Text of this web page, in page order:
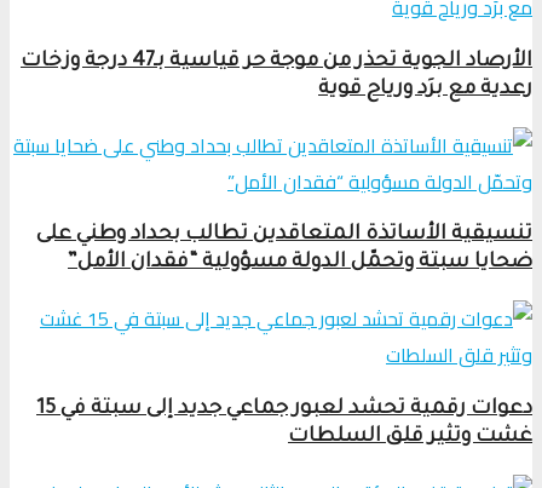
الأرصاد الجوية تحذر من موجة حر قياسية بـ47 درجة وزخات
رعدية مع برَد ورياح قوية
تنسيقية الأساتذة المتعاقدين تطالب بحداد وطني على
ضحايا سبتة وتحمّل الدولة مسؤولية “فقدان الأمل”
دعوات رقمية تحشد لعبور جماعي جديد إلى سبتة في 15
غشت وتثير قلق السلطات